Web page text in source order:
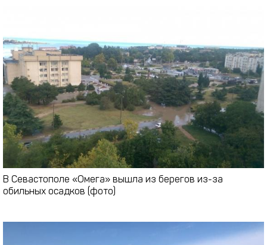
В Севастополе «Омега» вышла из берегов из-за
обильных осадков (фото)